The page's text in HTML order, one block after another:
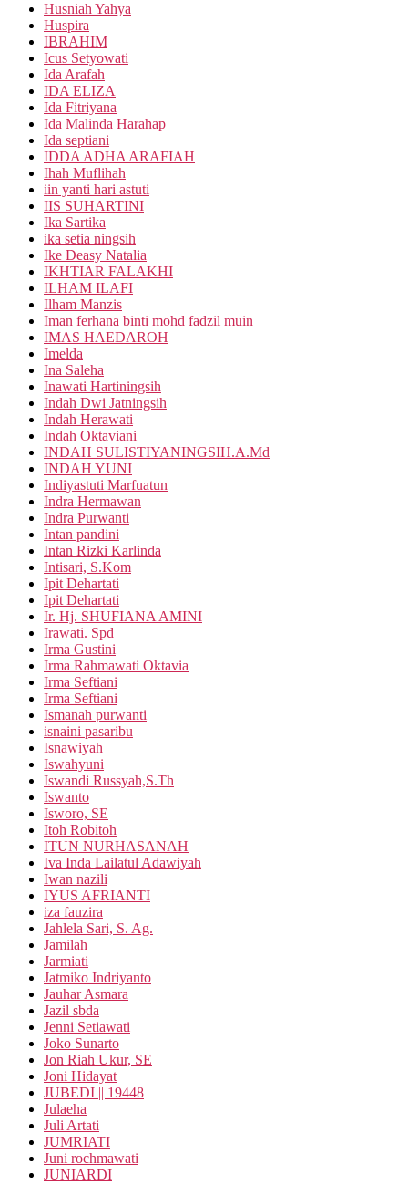
Husniah Yahya
Huspira
IBRAHIM
Icus Setyowati
Ida Arafah
IDA ELIZA
Ida Fitriyana
Ida Malinda Harahap
Ida septiani
IDDA ADHA ARAFIAH
Ihah Muflihah
iin yanti hari astuti
IIS SUHARTINI
Ika Sartika
ika setia ningsih
Ike Deasy Natalia
IKHTIAR FALAKHI
ILHAM ILAFI
Ilham Manzis
Iman ferhana binti mohd fadzil muin
IMAS HAEDAROH
Imelda
Ina Saleha
Inawati Hartiningsih
Indah Dwi Jatningsih
Indah Herawati
Indah Oktaviani
INDAH SULISTIYANINGSIH.A.Md
INDAH YUNI
Indiyastuti Marfuatun
Indra Hermawan
Indra Purwanti
Intan pandini
Intan Rizki Karlinda
Intisari, S.Kom
Ipit Dehartati
Ipit Dehartati
Ir. Hj. SHUFIANA AMINI
Irawati. Spd
Irma Gustini
Irma Rahmawati Oktavia
Irma Seftiani
Irma Seftiani
Ismanah purwanti
isnaini pasaribu
Isnawiyah
Iswahyuni
Iswandi Russyah,S.Th
Iswanto
Isworo, SE
Itoh Robitoh
ITUN NURHASANAH
Iva Inda Lailatul Adawiyah
Iwan nazili
IYUS AFRIANTI
iza fauzira
Jahlela Sari, S. Ag.
Jamilah
Jarmiati
Jatmiko Indriyanto
Jauhar Asmara
Jazil sbda
Jenni Setiawati
Joko Sunarto
Jon Riah Ukur, SE
Joni Hidayat
JUBEDI || 19448
Julaeha
Juli Artati
JUMRIATI
Juni rochmawati
JUNIARDI